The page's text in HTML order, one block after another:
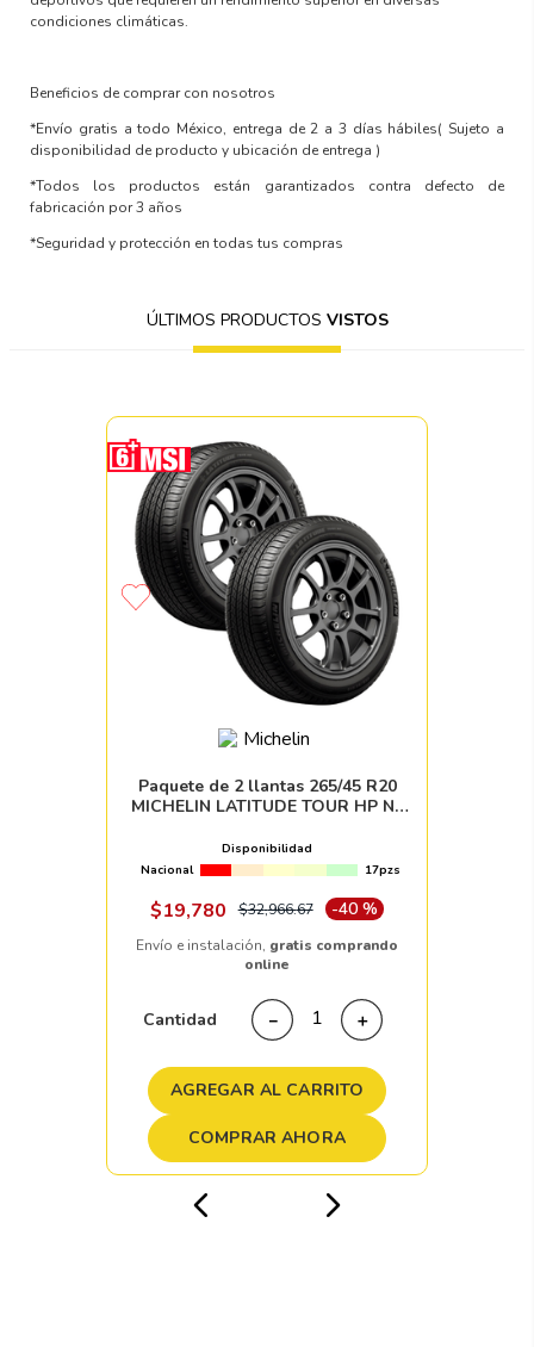
condiciones climáticas.
Beneficios de comprar con nosotros
*Envío gratis a todo México, entrega de 2 a 3 días hábiles( Sujeto a
disponibilidad de producto y ubicación de entrega )
*Todos los productos están garantizados contra defecto de
fabricación por 3 años
*Seguridad y protección en todas tus compras
ÚLTIMOS PRODUCTOS VISTOS
Paquete de 2 llantas 265/45 R20
MICHELIN LATITUDE TOUR HP N0
Disponibilidad
Nacional
17pzs
$19,780 $32,966.67 -40 %
Envío e instalación, gratis comprando
online
Cantidad ＋
－
AGREGAR AL CARRITO
COMPRAR AHORA